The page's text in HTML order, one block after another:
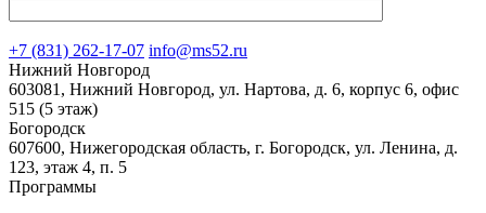
+7 (831) 262-17-07 info@ms52.ru
Нижний Новгород
603081, Нижний Новгород, ул. Нартова, д. 6, корпус 6, офис
515 (5 этаж)
Богородск
607600, Нижегородская область, г. Богородск, ул. Ленина, д.
123, этаж 4, п. 5
Программы